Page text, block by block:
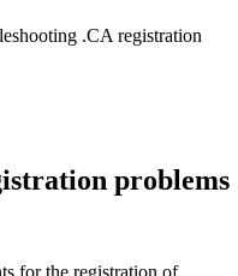
.CA registration
problems